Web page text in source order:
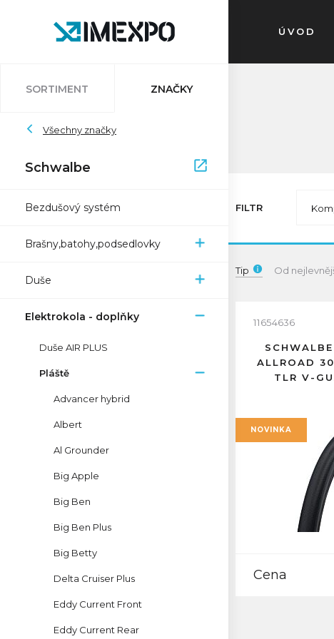
SORTIMENT ZNAČKY
Auvray
Atlantic
Bleedkit
Bosch
Impac
Schwalbe
Všechny značky
Schwalbe
Bezdušový systém
Brašny,batohy,podsedlovky
Duše
Elektrokola - doplňky
Duše AIR PLUS
Pláště
Advancer hybrid
Albert
Al Grounder
Big Apple
Big Ben
Big Ben Plus
Big Betty
Delta Cruiser Plus
Eddy Current Front
Eddy Current Rear
Pletscher
Ryde
Sapim
Trelock
Zefal
XON
ÚVOD
FILTR
Tip Od
11654636
ALLROAD
TLR V-
NOVINKA
Cena